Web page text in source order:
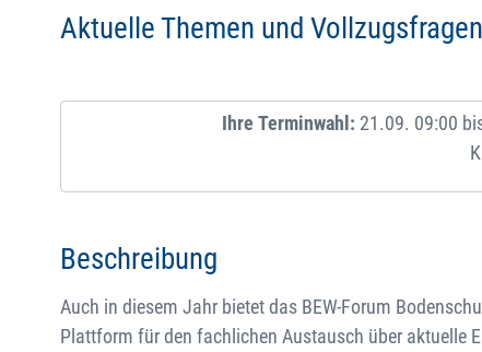
Aktuelle Themen und Vollzugsfragen
Ihre Terminwahl: 21.09. 09:00
Beschreibung
Auch in diesem Jahr bietet das BEW-Forum
Plattform für den fachlichen Austausch über aktuelle